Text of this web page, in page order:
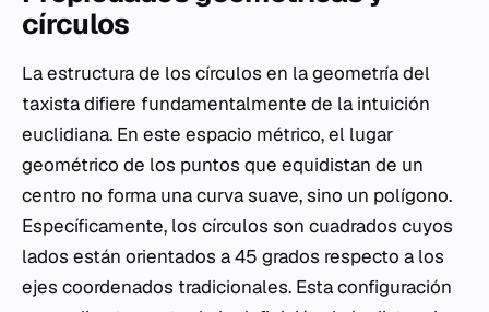
círculos
La estructura de los círculos en la geometría del
taxista difiere fundamentalmente de la intuición
euclidiana. En este espacio métrico, el lugar
geométrico de los puntos que equidistan de un
centro no forma una curva suave, sino un polígono.
Específicamente, los círculos son cuadrados cuyos
lados están orientados a 45 grados respecto a los
ejes coordenados tradicionales. Esta configuración